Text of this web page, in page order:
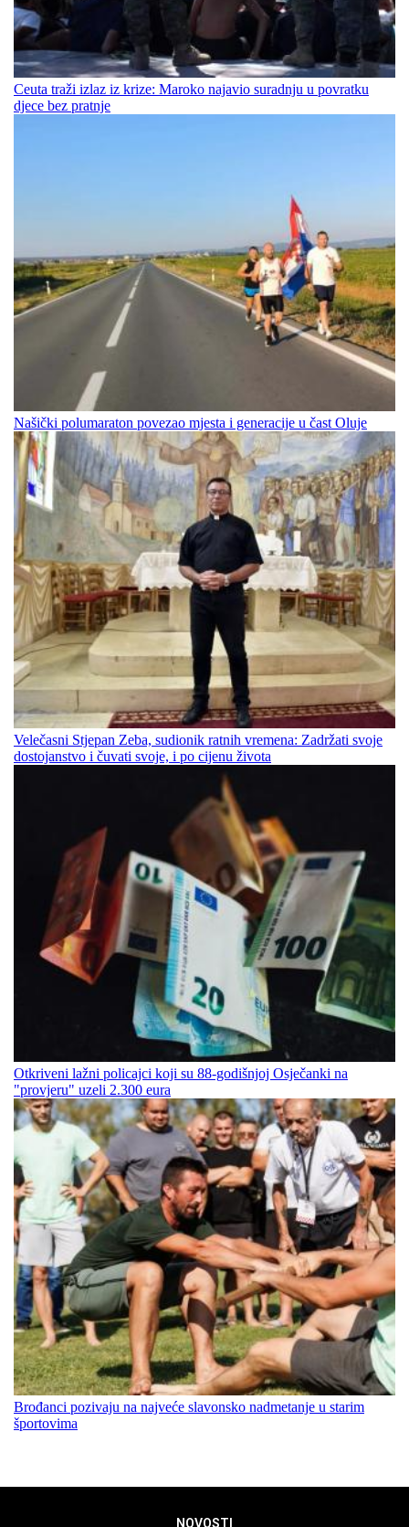
Ceuta traži izlaz iz krize: Maroko najavio suradnju u povratku
djece bez pratnje
Našički polumaraton povezao mjesta i generacije u čast Oluje
Velečasni Stjepan Zeba, sudionik ratnih vremena: Zadržati svoje
dostojanstvo i čuvati svoje, i po cijenu života
Otkriveni lažni policajci koji su 88-godišnjoj Osječanki na
"provjeru" uzeli 2.300 eura
Brođanci pozivaju na najveće slavonsko nadmetanje u starim
športovima
NOVOSTI